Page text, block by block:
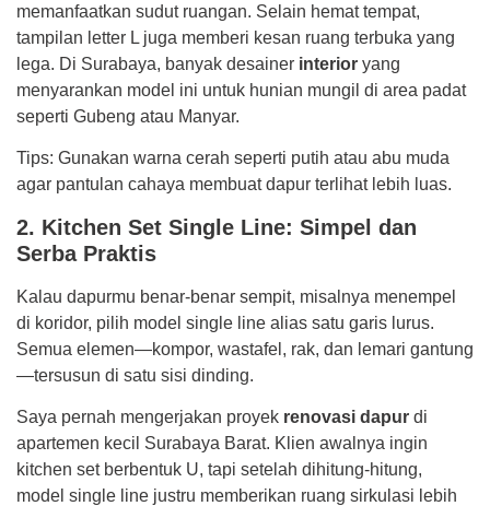
memanfaatkan sudut ruangan. Selain hemat tempat,
tampilan letter L juga memberi kesan ruang terbuka yang
lega. Di Surabaya, banyak desainer interior yang
menyarankan model ini untuk hunian mungil di area padat
seperti Gubeng atau Manyar.
Tips: Gunakan warna cerah seperti putih atau abu muda
agar pantulan cahaya membuat dapur terlihat lebih luas.
2. Kitchen Set Single Line: Simpel dan
Serba Praktis
Kalau dapurmu benar-benar sempit, misalnya menempel
di koridor, pilih model single line alias satu garis lurus.
Semua elemen—kompor, wastafel, rak, dan lemari gantung
—tersusun di satu sisi dinding.
Saya pernah mengerjakan proyek renovasi dapur di
apartemen kecil Surabaya Barat. Klien awalnya ingin
kitchen set berbentuk U, tapi setelah dihitung-hitung,
model single line justru memberikan ruang sirkulasi lebih